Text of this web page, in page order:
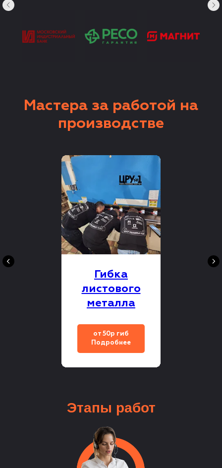
Мастера за работой на
производстве
Гибка
листового
металла
от 50р гиб
Подробнее
Этапы работ